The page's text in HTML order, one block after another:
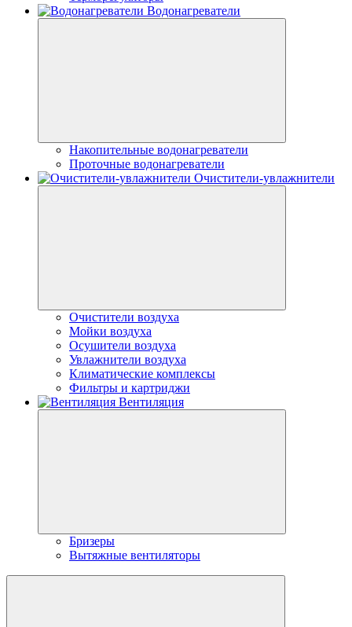
Водонагреватели
Накопительные водонагреватели
Проточные водонагреватели
Очистители-увлажнители
Очистители воздуха
Мойки воздуха
Осушители воздуха
Увлажнители воздуха
Климатические комплексы
Фильтры и картриджи
Вентиляция
Бризеры
Вытяжные вентиляторы